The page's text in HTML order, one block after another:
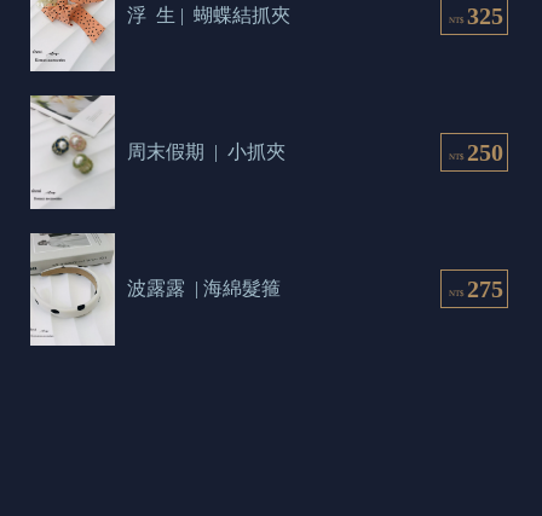
NT$ 325
浮  生 |  蝴蝶結抓夾
NT$ 250
周末假期  |  小抓夾
NT$ 275
波露露  | 海綿髮箍